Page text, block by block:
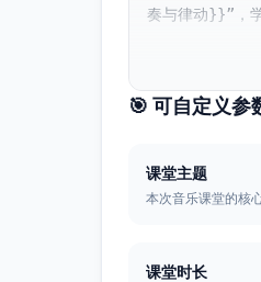
奏与律动}}”，
🎯 可自定义参
课堂主题
本次音乐课堂的核
课堂时长